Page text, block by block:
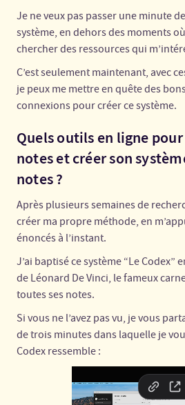
Je ne veux pas passer une minute
système, en dehors des moments
chercher des ressources qui
C’est seulement maintenant, avec
je peux me mettre en quête des
connexions pour créer ce système.
Quels outils en ligne
notes et créer son
notes ?
Après plusieurs semaines de
créer ma propre méthode, en
énoncés à l’instant.
J’ai baptisé ce système “Le Codex”
de Léonard De Vinci, le fameux
toutes ses notes.
Si vous ne l’avez pas vu, je vous
de trois minutes dans laquelle je
Codex ressemble :